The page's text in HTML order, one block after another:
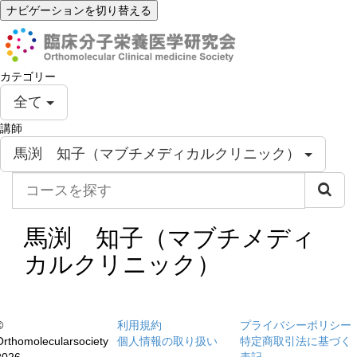
ナビゲーションを切り替える
カテゴリー
全て
講師
馬渕 知子（マブチメディカルクリニック）
ス
馬渕 知子（マブチメディ
カルクリニック）
利用規約
個人情報の取り扱い
プライバシーポリシー
特定商取引法に基づく